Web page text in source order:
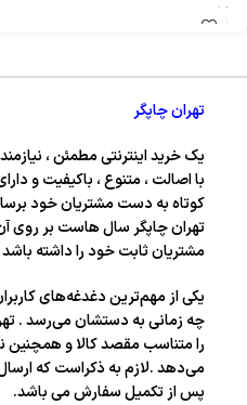
کاربری : پرینتر
تهران چاپگر
یک خرید اینترنتی مطمئن ،
با اصالت ، متنوع ، باکیفیت و
کوتاه به دست مشتریان خود
تهران چاپگر سال‌ هاست بر روی
مشتریان ثابت خود را داشته
یکی از مهم‌ترین دغدغه‌های
چه زمانی به دستشان می‌رسد .
را متناسب مقصد کالا و همچنین
می‌دهد .لازم به ذکراست که
پس از تکمیل سفارش می باشد.